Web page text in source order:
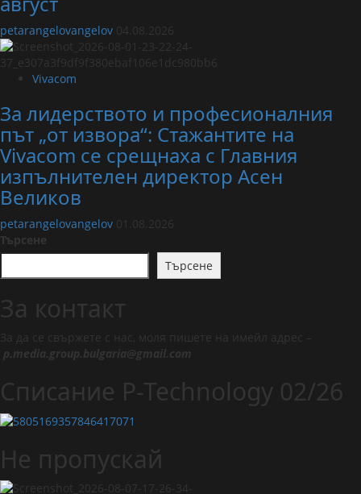
petarangelovangelov 04.08.2026
Vivacom
За лидерството и професионалния
път „от извора“: Стажантите на
Vivacom се срещнаха с Главния
изпълнителен директор Асен
Великов
petarangelovangelov
01.08.2026
Търсене
Търсене
За контакт
За да се свържете с нас, моля пишете на имейл адрес –
p.media.group.bulgaria@gmail.com
Списание P-Technology 02/26
Не пропускай